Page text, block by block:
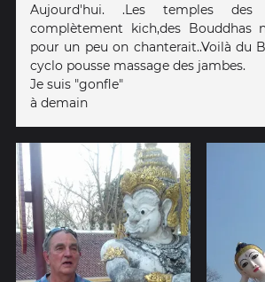
Aujourd'hui. .Les temples des
complètement kich,des Bouddhas
pour un peu on chanterait..Voilà du
cyclo pousse massage des jambes.
Je suis "gonfle"
à demain